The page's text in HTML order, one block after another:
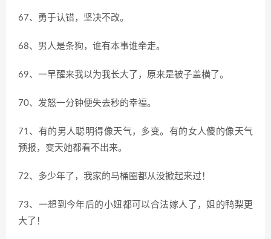
67、勇于认错，坚决不改。
68、男人是条狗，谁有本事谁牵走。
69、一早醒来我以为我长大了，原来是被子盖横了。
70、发怒一分钟便失去秒的幸福。
71、有的男人聪明得像天气，多变。有的女人傻的像天气
预报，变天她都看不出来。
72、多少年了，我家的马桶圈都从没掀起来过！
73、一想到今年后的小妞都可以合法嫁人了，姐的鸭梨更
大了！